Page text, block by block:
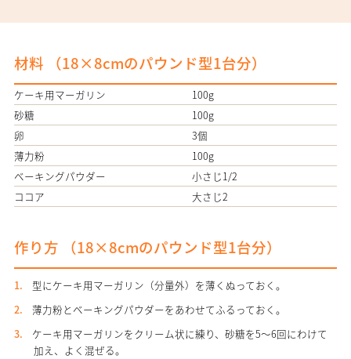
材料 （18×8cmのパウンド型1台分）
ケーキ用マーガリン
100g
砂糖
100g
卵
3個
薄力粉
100g
ベーキングパウダー
小さじ1/2
ココア
大さじ2
作り方 （18×8cmのパウンド型1台分）
型にケーキ用マーガリン（分量外）を薄くぬっておく。
薄力粉とベーキングパウダーをあわせてふるっておく。
ケーキ用マーガリンをクリーム状に練り、砂糖を5～6回にわけて
加え、よく混ぜる。